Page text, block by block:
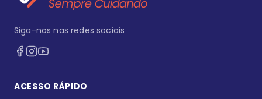
Siga-nos nas redes sociais
ACESSO RÁPIDO